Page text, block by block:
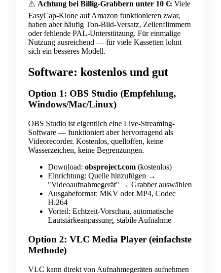
⚠️ Achtung bei Billig-Grabbern unter 10 €: Viele
EasyCap-Klone auf Amazon funktionieren zwar,
haben aber häufig Ton-Bild-Versatz, Zeilenflimmern
oder fehlende PAL-Unterstützung. Für einmalige
Nutzung ausreichend — für viele Kassetten lohnt
sich ein besseres Modell.
Software: kostenlos und gut
Option 1: OBS Studio (Empfehlung,
Windows/Mac/Linux)
OBS Studio ist eigentlich eine Live-Streaming-
Software — funktioniert aber hervorragend als
Videorecorder. Kostenlos, quelloffen, keine
Wasserzeichen, keine Begrenzungen.
Download: obsproject.com (kostenlos)
Einrichtung: Quelle hinzufügen →
"Videoaufnahmegerät" → Grabber auswählen
Ausgabeformat: MKV oder MP4, Codec
H.264
Vorteil: Echtzeit-Vorschau, automatische
Lautstärkeanpassung, stabile Aufnahme
Option 2: VLC Media Player (einfachste
Methode)
VLC kann direkt von Aufnahmegeräten aufnehmen